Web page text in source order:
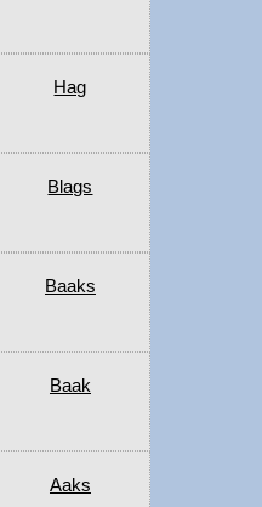
Hag
Blags
Baaks
Baak
Aaks